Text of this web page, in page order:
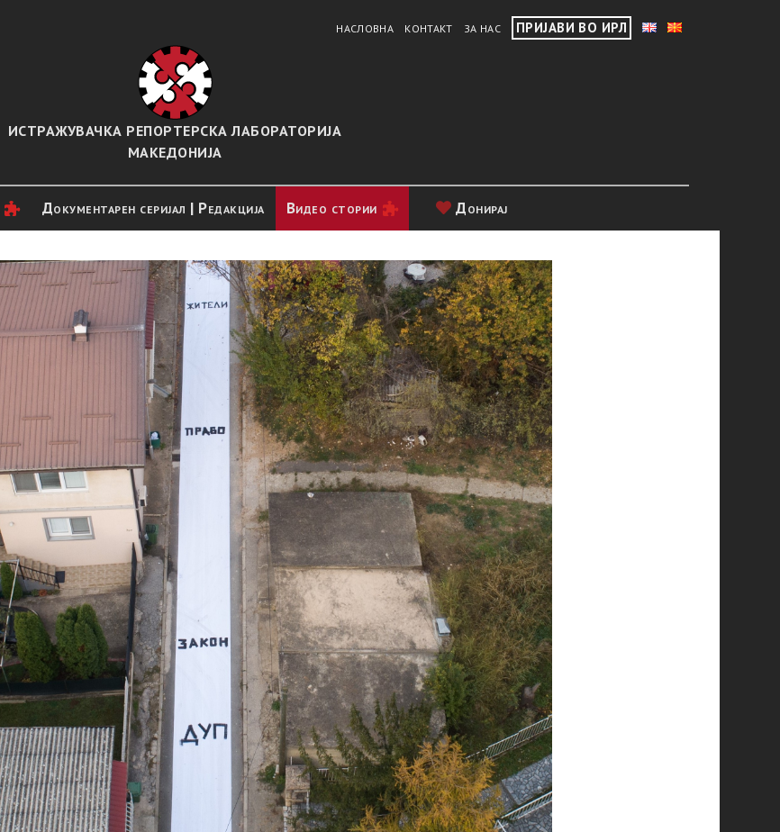
НАСЛОВНА КОНТАКТ ЗА НАС ПРИЈАВИ ВО ИРЛ
ИСТРАЖУВАЧКА РЕПОРТЕРСКА ЛАБОРАТОРИЈА
МАКЕДОНИЈА
Документарен серијал | Редакција Видео стории Донирај